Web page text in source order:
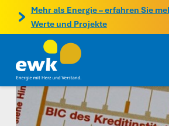
Mehr als Energie – erfahren Sie
Werte und Projekte